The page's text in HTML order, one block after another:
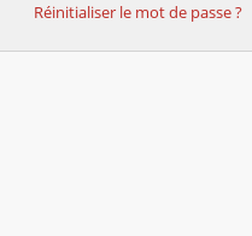
Réinitialiser le mot de passe ?